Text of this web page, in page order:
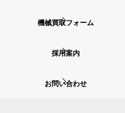
機械買取フォーム
採用案内
お問い合わせ